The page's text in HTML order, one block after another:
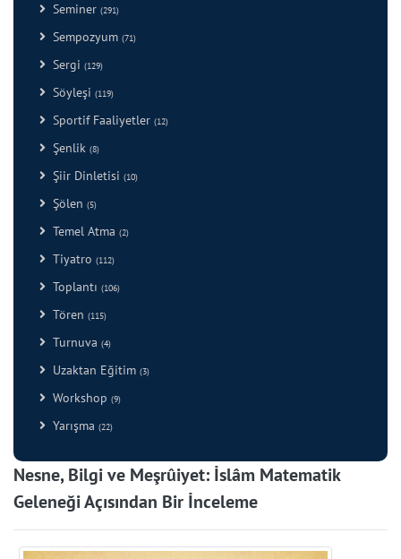
Seminer (291)
Sempozyum (71)
Sergi (129)
Söyleşi (119)
Sportif Faaliyetler (12)
Şenlik (8)
Şiir Dinletisi (10)
Şölen (5)
Temel Atma (2)
Tiyatro (112)
Toplantı (106)
Tören (115)
Turnuva (4)
Uzaktan Eğitim (3)
Workshop (9)
Yarışma (22)
Nesne, Bilgi ve Meşrûiyet: İslâm Matematik
Geleneği Açısından Bir İnceleme